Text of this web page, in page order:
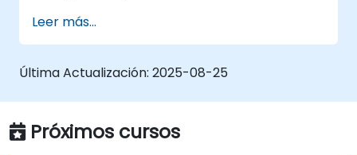
privacidad de los datos mediante el
Aprendizaje Federado.
Integrar el Aprendizaje Federado en flujos
Leer más...
Última Actualización: 2025-08-25
Próximos cursos